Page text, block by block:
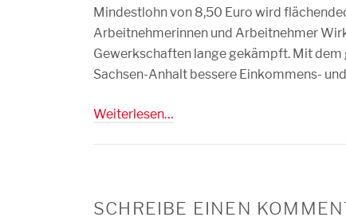
Mindestlohn von 8,50 Euro wird
Arbeitnehmerinnen und Arbeitnehmer
Gewerkschaften lange gekämpft. Mit
Sachsen-Anhalt bessere Einkommens-
Weiterlesen…
SCHREIBE EINEN